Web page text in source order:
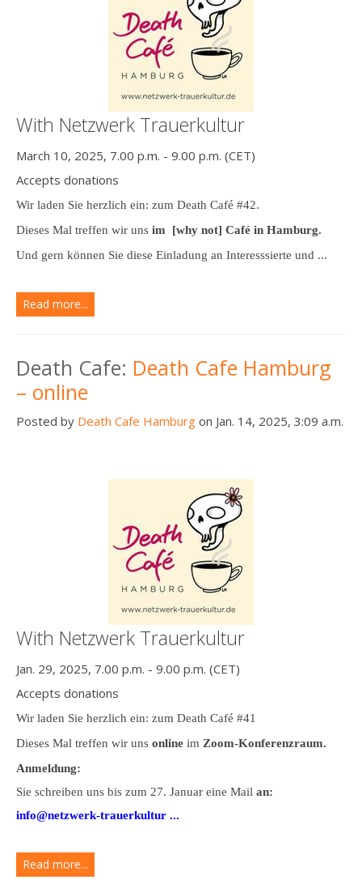
With Netzwerk Trauerkultur
March 10, 2025, 7.00 p.m. - 9.00 p.m. (CET)
Accepts donations
Wir laden Sie herzlich ein: zum Death Café #42.
Dieses Mal treffen wir uns im [why not] Café in Hamburg.
Und gern können Sie diese Einladung an Interesssierte und ...
Read more...
Death Cafe: Death Cafe Hamburg
– online
Posted by Death Cafe Hamburg on Jan. 14, 2025, 3:09 a.m.
With Netzwerk Trauerkultur
Jan. 29, 2025, 7.00 p.m. - 9.00 p.m. (CET)
Accepts donations
Wir laden Sie herzlich ein: zum Death Café #41
Dieses Mal treffen wir uns online im Zoom-Konferenzraum.
Anmeldung:
Sie schreiben uns bis zum 27. Januar eine Mail an:
info@netzwerk-trauerkultur ...
Read more...